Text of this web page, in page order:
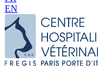
EN